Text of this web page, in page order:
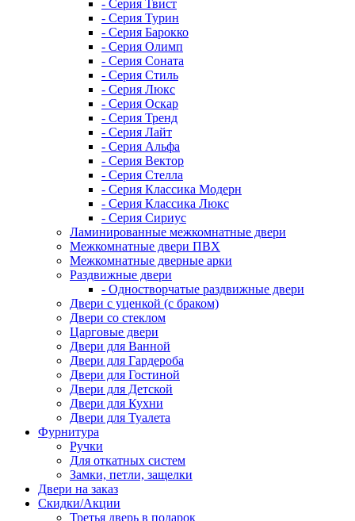
- Серия Твист
- Серия Турин
- Серия Барокко
- Серия Олимп
- Серия Соната
- Серия Стиль
- Серия Люкс
- Серия Оскар
- Серия Тренд
- Серия Лайт
- Серия Альфа
- Серия Вектор
- Серия Стелла
- Серия Классика Модерн
- Серия Классика Люкс
- Серия Сириус
Ламинированные межкомнатные двери
Межкомнатные двери ПВХ
Межкомнатные дверные арки
Раздвижные двери
- Одностворчатые раздвижные двери
Двери с уценкой (с браком)
Двери со стеклом
Царговые двери
Двери для Ванной
Двери для Гардероба
Двери для Гостиной
Двери для Детской
Двери для Кухни
Двери для Туалета
Фурнитура
Ручки
Для откатных систем
Замки, петли, защелки
Двери на заказ
Скидки/Акции
Третья дверь в подарок